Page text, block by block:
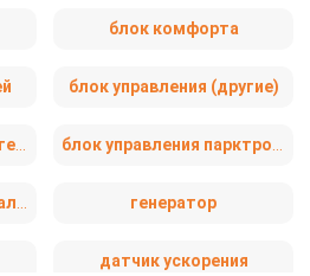
блок комфорта
блок управления (другие)
генератор
датчик ускорения